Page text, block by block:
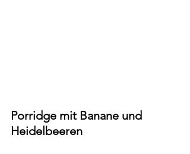
Porridge mit Banane und
Heidelbeeren